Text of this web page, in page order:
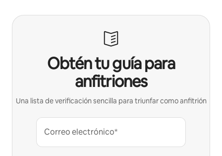
Obtén tu guía para
anfitriones
Una lista de verificación sencilla para triunfar como anfitrión
Correo electrónico*